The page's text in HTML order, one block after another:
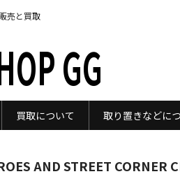
売と買取
GG
買取について 取り置きなどに
AND STREET CORNER